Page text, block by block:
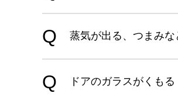
蒸気が出る、つまみな
ドアのガラスがくもる